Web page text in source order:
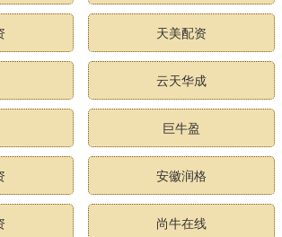
天美配资
云天华成
巨牛盈
安徽润格
尚牛在线